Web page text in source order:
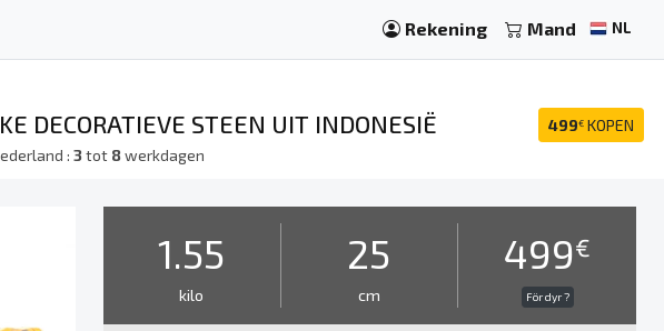
Rekening Mand NL
499€ KOPEN
DECORATIEVE STEEN UIT INDONESIË
:3tot 8werkdagen
1.55
kilo
25
cm
499€
För dyr ?